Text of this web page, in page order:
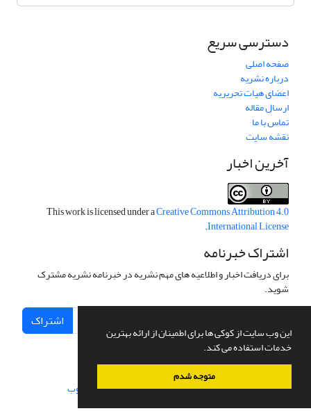
این وب سایت از کوکی ها برای اطمینان از ارائه بهترین
خدمات استفاده می کند.
متوجه شدم
دسترسی سریع
صفحه اصلی
درباره نشریه
اعضای هیات تحریریه
ارسال مقاله
تماس با ما
نقشه سایت
آخرین اخبار
This work is licensed under aCreative Commons Attribution 4.0
International License
.
اشتراک خبرنامه
برای دریافت اخبار و اطلاعیه های مهم نشریه در خبرنامه نشریه مشترک
شوید.
اشتراک
سامانه مدیریت نشریات علمی.طراحی و پیاده سازی از سیناوب